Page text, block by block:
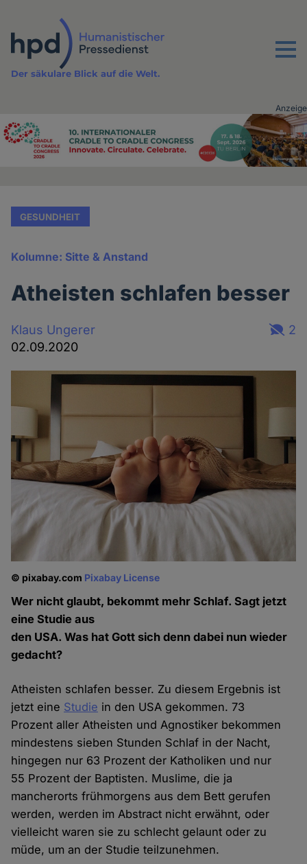
Inhalt
Menu
Der säkulare Blick auf die Welt.
Advertising
Anzeige
GESUNDHEIT
Kolumne: Sitte & Anstand
Atheisten schlafen besser
Klaus Ungerer
02.09.2020
2
© pixabay.com Pixabay License
Wer nicht glaubt, bekommt mehr Schlaf. Sagt jetzt
eine Studie aus
den USA. Was hat Gott sich denn dabei nun wieder
gedacht?
Atheisten schlafen besser. Zu diesem Ergebnis ist
jetzt eine Studie in den USA gekommen. 73
Prozent aller Atheisten und Agnostiker bekommen
mindestens sieben Stunden Schlaf in der Nacht,
hingegen nur 63 Prozent der Katholiken und nur
55 Prozent der Baptisten. Muslime, die ja
mancherorts frühmorgens aus dem Bett gerufen
werden, werden im Abstract nicht erwähnt, oder
vielleicht waren sie zu schlecht gelaunt oder zu
müde, um an der Studie teilzunehmen.